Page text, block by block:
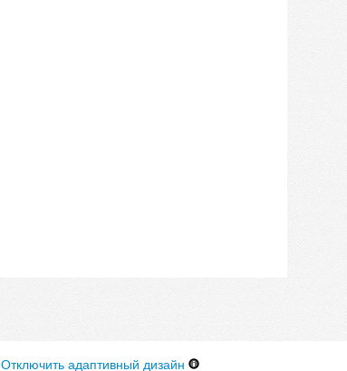
Отключить адаптивный дизайн